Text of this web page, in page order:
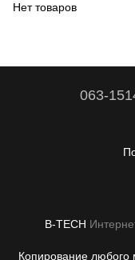
Нет товаров
063-
B-TECH
Копирование любого